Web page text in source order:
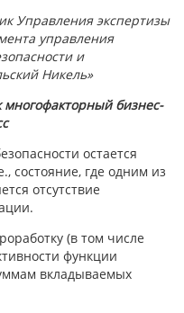
Управления экспертизы
управления
и
Никель»
многофакторный бизнес-
остается
состояние, где одним из
отсутствие
(в том числе
функции
вкладываемых